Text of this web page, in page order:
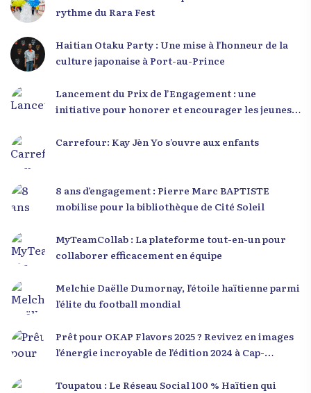
rythme du Rara Fest
Haitian Otaku Party : Une mise à l’honneur de la
culture japonaise à Port-au-Prince
Lancement du Prix de l’Engagement : une
initiative pour honorer et encourager les jeunes
Carrefour: Kay Jèn Yo s’ouvre aux enfants
8 ans d’engagement : Pierre Marc BAPTISTE
mobilise pour la bibliothèque de Cité Soleil
MyTeamCollab : La plateforme tout-en-un pour
collaborer efficacement en équipe
Melchie Daëlle Dumornay, l’étoile haïtienne parmi
l’élite du football mondial
Prêt pour OKAP Flavors 2025 ? Revivez en images
l’énergie incroyable de l’édition 2024 à Cap-
Toupatou : Le Réseau Social 100 % Haïtien qui